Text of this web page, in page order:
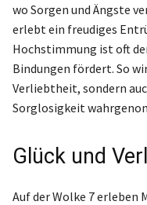
wo Sorgen und Ängste
erlebt ein freudiges
Hochstimmung ist oft
Bindungen fördert. So
Verliebtheit, sondern
Sorglosigkeit
Glück und
Auf der Wolke 7 erleben